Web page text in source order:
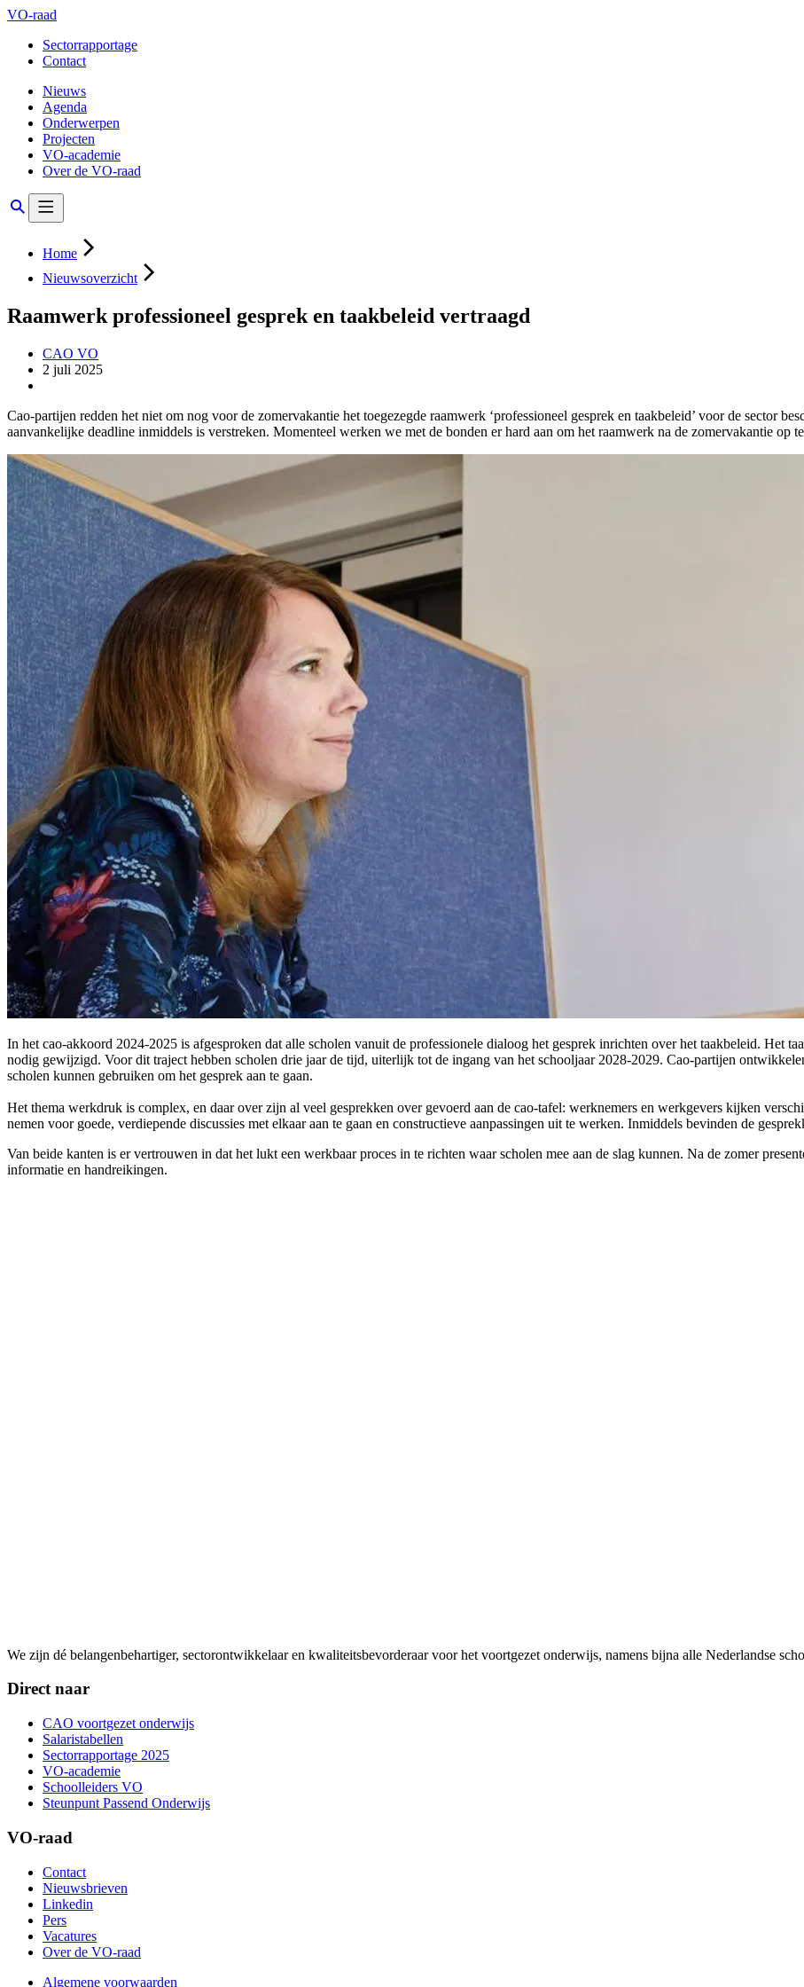
VO-raad
Sectorrapportage
Contact
Nieuws
Agenda
Onderwerpen
Projecten
VO-academie
Over de VO-raad
Home
Nieuwsoverzicht
Raamwerk professioneel gesprek en taakbeleid vertraagd
CAO VO
2 juli 2025
Cao-partijen redden het niet om nog voor de zomervakantie het toegezegde raamwerk ‘professioneel gesprek en taakbeleid’ voor de sector
aanvankelijke deadline inmiddels is verstreken. Momenteel werken we met de bonden er hard aan om het raamwerk na de zomervakantie op
In het cao-akkoord 2024-2025 is afgesproken dat alle scholen vanuit de professionele dialoog het gesprek inrichten over het taakbeleid. Het
nodig gewijzigd. Voor dit traject hebben scholen drie jaar de tijd, uiterlijk tot de ingang van het schooljaar 2028-2029. Cao-partijen
scholen kunnen gebruiken om het gesprek aan te gaan.
Het thema werkdruk is complex, en daar over zijn al veel gesprekken over gevoerd aan de cao-tafel: werknemers en werkgevers kijken
nemen voor goede, verdiepende discussies met elkaar aan te gaan en constructieve aanpassingen uit te werken. Inmiddels bevinden de
Van beide kanten is er vertrouwen in dat het lukt een werkbaar proces in te richten waar scholen mee aan de slag kunnen. Na de zomer
informatie en handreikingen.
We zijn dé belangenbehartiger, sectorontwikkelaar en kwaliteitsbevorderaar voor het voortgezet onderwijs, namens bijna alle Nederlandse
Direct naar
CAO voortgezet onderwijs
Salaristabellen
Sectorrapportage 2025
VO-academie
Schoolleiders VO
Steunpunt Passend Onderwijs
VO-raad
Contact
Nieuwsbrieven
Linkedin
Pers
Vacatures
Over de VO-raad
Algemene voorwaarden